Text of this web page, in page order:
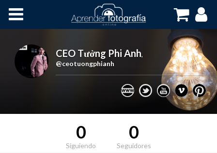
Cursos OnLine
CEO Tưởng Phi Anh,
@ceotuongphianh
0
Siguiendo
0
Seguidores